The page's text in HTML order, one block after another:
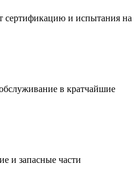
сертификацию и испытания на
в кратчайшие
и запасные части